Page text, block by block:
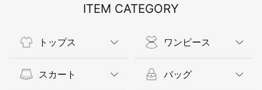
ITEM CATEGORY
トップス
スカート
ワンピース
バッグ